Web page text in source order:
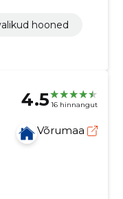
hooned
4.5 16 hinnangut
Võrumaa